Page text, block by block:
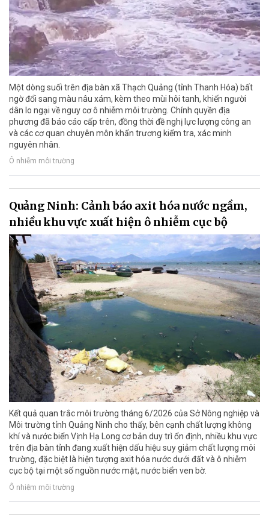
Một dòng suối trên địa bàn xã Thạch Quảng (tỉnh Thanh Hóa) bất
ngờ đổi sang màu nâu xám, kèm theo mùi hôi tanh, khiến người
dân lo ngại về nguy cơ ô nhiễm môi trường. Chính quyền địa
phương đã báo cáo cấp trên, đồng thời đề nghị lực lượng công an
và các cơ quan chuyên môn khẩn trương kiểm tra, xác minh
nguyên nhân.
Ô nhiễm môi trường
Quảng Ninh: Cảnh báo axit hóa nước ngầm,
nhiều khu vực xuất hiện ô nhiễm cục bộ
Kết quả quan trắc môi trường tháng 6/2026 của Sở Nông nghiệp và
Môi trường tỉnh Quảng Ninh cho thấy, bên cạnh chất lượng không
khí và nước biển Vịnh Hạ Long cơ bản duy trì ổn định, nhiều khu vực
trên địa bàn tỉnh đang xuất hiện dấu hiệu suy giảm chất lượng môi
trường, đặc biệt là hiện tượng axit hóa nước dưới đất và ô nhiễm
cục bộ tại một số nguồn nước mặt, nước biển ven bờ.
Ô nhiễm môi trường